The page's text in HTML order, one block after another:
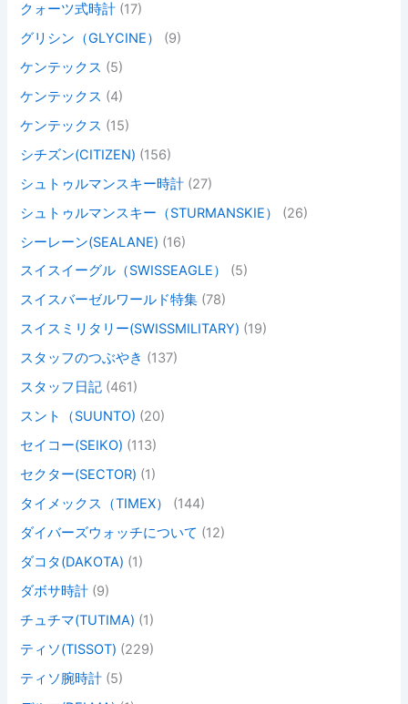
クォーツ式時計 (17)
グリシン（GLYCINE）
(9)
ケンテックス (5)
ケンテックス (4)
ケンテックス (15)
シチズン(CITIZEN) (156)
シュトゥルマンスキー時計 (27)
シュトゥルマンスキー（STURMANSKIE）
(26)
シーレーン(SEALANE) (16)
スイスイーグル（SWISSEAGLE）
(5)
スイスバーゼルワールド特集 (78)
スイスミリタリー(SWISSMILITARY) (19)
スタッフのつぶやき (137)
スタッフ日記 (461)
スント（SUUNTO) (20)
セイコー(SEIKO) (113)
セクター(SECTOR) (1)
タイメックス（TIMEX）
(144)
ダイバーズウォッチについて (12)
ダコタ(DAKOTA) (1)
ダボサ時計 (9)
チュチマ(TUTIMA) (1)
ティソ(TISSOT) (229)
ティソ腕時計 (5)